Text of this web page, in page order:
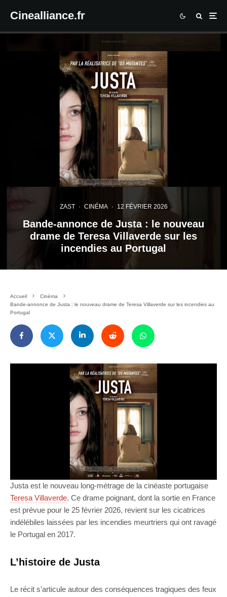
Cinealliance.fr
ZAST · CINÉMA · 12 FÉVRIER 2026
Bande-annonce de Justa : le nouveau
drame de Teresa Villaverde sur les
incendies au Portugal
Accueil
Cinéma
Bande-annonce de Justa : le nouveau drame de Teresa Villaverde sur les incendies au
Portugal
Justa est le nouveau long-métrage de la cinéaste portugaise
Teresa Villaverde. Ce drame poignant, dont la sortie en France
est prévue pour le 25 février 2026, revient sur les cicatrices
indélébiles laissées par les incendies meurtriers qui ont ravagé
le Portugal en 2017.
L’histoire de Justa
Le récit s’articule autour des conséquences tragiques des feux